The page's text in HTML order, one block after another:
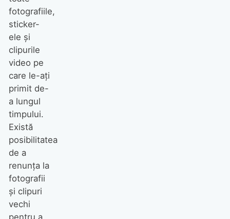
fotografiile,
sticker-
ele și
clipurile
video pe
care le-ați
primit de-
a lungul
timpului.
Există
posibilitatea
de a
renunța la
fotografii
și clipuri
vechi